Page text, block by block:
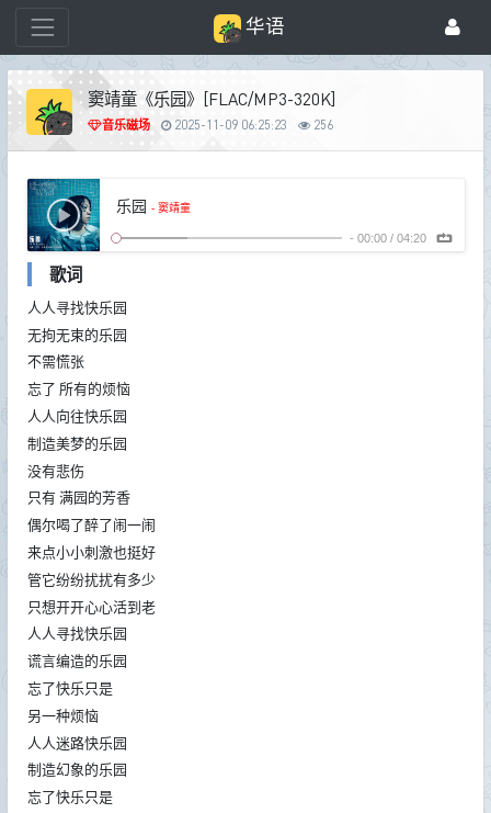
华语
窦靖童《乐园》[FLAC/MP3-320K]
音乐磁场 2025-11-09 06:25:23 256
乐园 - 窦靖童
- 00:00/ 04:20
歌词
人人寻找快乐园
无拘无束的乐园
不需慌张
忘了 所有的烦恼
人人向往快乐园
制造美梦的乐园
没有悲伤
只有 满园的芳香
偶尔喝了醉了闹一闹
来点小小刺激也挺好
管它纷纷扰扰有多少
只想开开心心活到老
人人寻找快乐园
谎言编造的乐园
忘了快乐只是
另一种烦恼
人人迷路快乐园
制造幻象的乐园
忘了快乐只是